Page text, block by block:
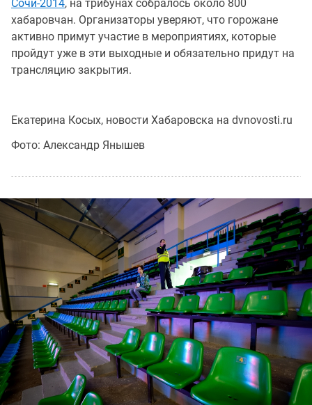
Сочи-2014, на трибунах собралось около 800
хабаровчан. Организаторы уверяют, что горожане
активно примут участие в мероприятиях, которые
пройдут уже в эти выходные и обязательно придут на
трансляцию закрытия.
Екатерина Косых, новости Хабаровска на dvnovosti.ru
Фото: Александр Янышев